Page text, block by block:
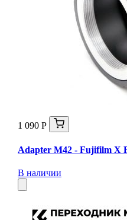
1 090 Р
Adapter M42 - Fujifilm X
В наличии